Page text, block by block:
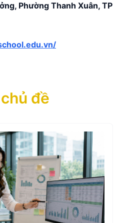
Phường Thanh Xuân, TP
đề